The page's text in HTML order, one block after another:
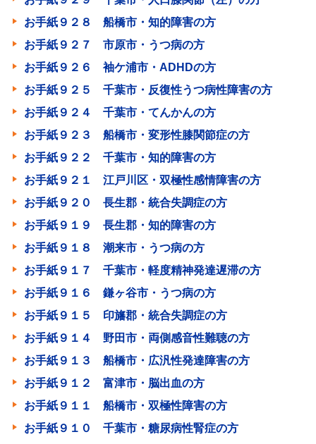
お手紙９２８ 船橋市・知的障害の方
お手紙９２７ 市原市・うつ病の方
お手紙９２６ 袖ケ浦市・ADHDの方
お手紙９２５ 千葉市・反復性うつ病性障害の方
お手紙９２４ 千葉市・てんかんの方
お手紙９２３ 船橋市・変形性膝関節症の方
お手紙９２２ 千葉市・知的障害の方
お手紙９２１ 江戸川区・双極性感情障害の方
お手紙９２０ 長生郡・統合失調症の方
お手紙９１９ 長生郡・知的障害の方
お手紙９１８ 潮来市・うつ病の方
お手紙９１７ 千葉市・軽度精神発達遅滞の方
お手紙９１６ 鎌ヶ谷市・うつ病の方
お手紙９１５ 印旛郡・統合失調症の方
お手紙９１４ 野田市・両側感音性難聴の方
お手紙９１３ 船橋市・広汎性発達障害の方
お手紙９１２ 富津市・脳出血の方
お手紙９１１ 船橋市・双極性障害の方
お手紙９１０ 千葉市・糖尿病性腎症の方